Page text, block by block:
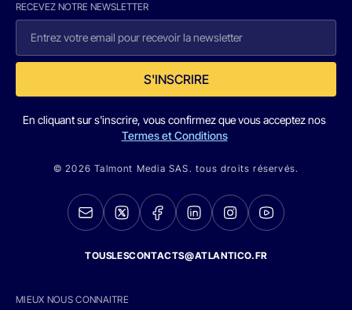
RECEVEZ NOTRE NEWSLETTER
S'INSCRIRE
En cliquant sur s'inscrire, vous confirmez que vous acceptez nos
Termes et Conditions
© 2026 Talmont Media SAS. tous droits réservés.
TOUSLESCONTACTS@ATLANTICO.FR
MIEUX NOUS CONNAITRE